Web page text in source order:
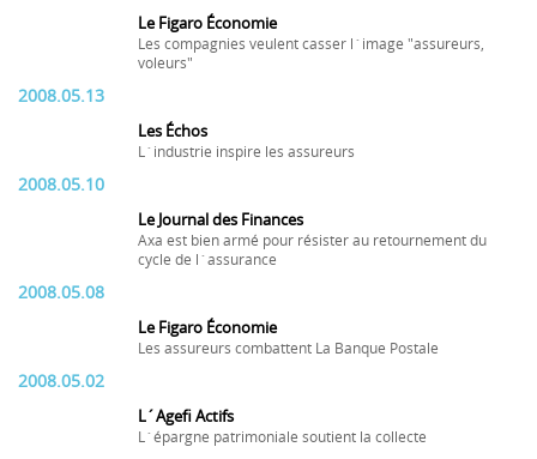
Le Figaro Économie
Les compagnies veulent casser l´image "assureurs,
voleurs"
2008.05.13
Les Échos
L´industrie inspire les assureurs
2008.05.10
Le Journal des Finances
Axa est bien armé pour résister au retournement du
cycle de l´assurance
2008.05.08
Le Figaro Économie
Les assureurs combattent La Banque Postale
2008.05.02
L´Agefi Actifs
L´épargne patrimoniale soutient la collecte